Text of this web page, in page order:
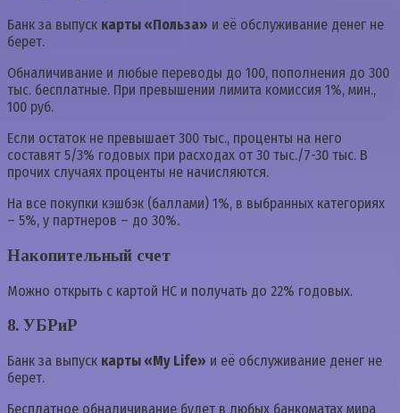
Банк за выпуск карты «Польза» и её обслуживание денег не
берет.
Обналичивание и любые переводы до 100, пополнения до 300
тыс. бесплатные. При превышении лимита комиссия 1%, мин.,
100 руб.
Если остаток не превышает 300 тыс., проценты на него
составят 5/3% годовых при расходах от 30 тыс./7-30 тыс. В
прочих случаях проценты не начисляются.
На все покупки кэшбэк (баллами) 1%, в выбранных категориях
– 5%, у партнеров – до 30%.
Накопительный счет
Можно открыть с картой НС и получать до 22% годовых.
8. УБРиР
Банк за выпуск карты «My Life» и её обслуживание денег не
берет.
Бесплатное обналичивание будет в любых банкоматах мира